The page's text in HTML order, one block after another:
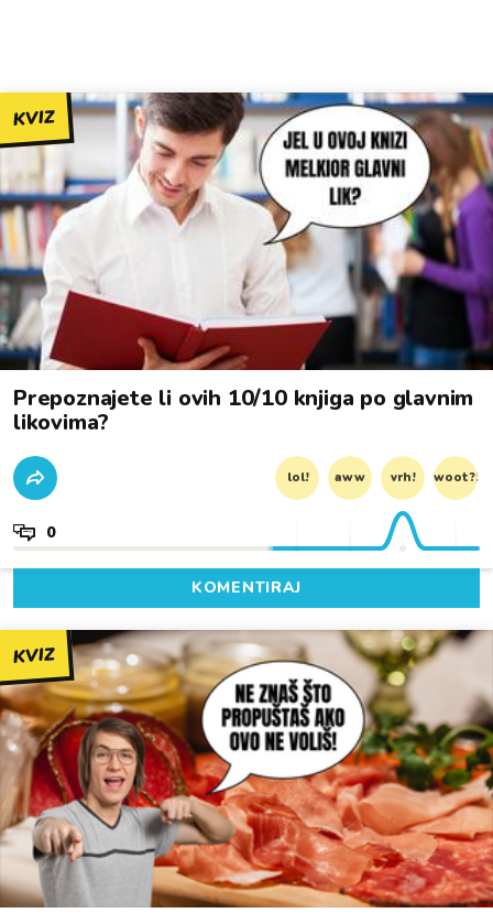
KVIZ
Prepoznajete li ovih 10/10 knjiga po glavnim
likovima?
lol! aww vrh! woot?!
0
KOMENTIRAJ
KVIZ